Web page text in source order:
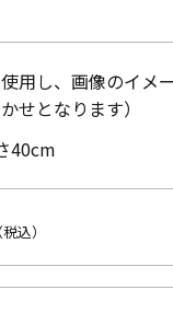
用し、画像のイメ
せとなります）
40cm
（税込）